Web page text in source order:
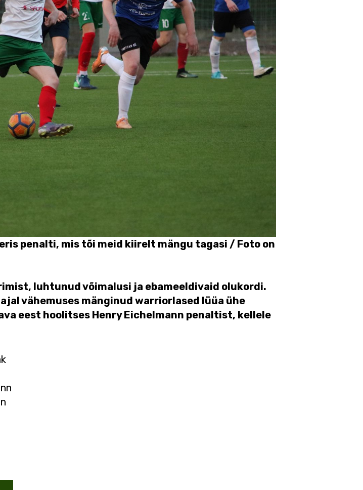
penalti, mis tõi meid kiirelt mängu tagasi / Foto on
luhtunud võimalusi ja ebameeldivaid olukordi.
vähemuses mänginud warriorlased lüüa ühe
eest hoolitses Henry Eichelmann penaltist, kellele